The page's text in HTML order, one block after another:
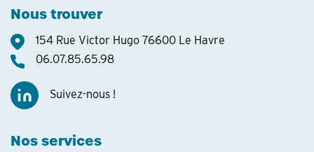
Nous trouver
154 Rue Victor Hugo 76600 Le Havre
06.07.85.65.98
Suivez-nous !
Nos services